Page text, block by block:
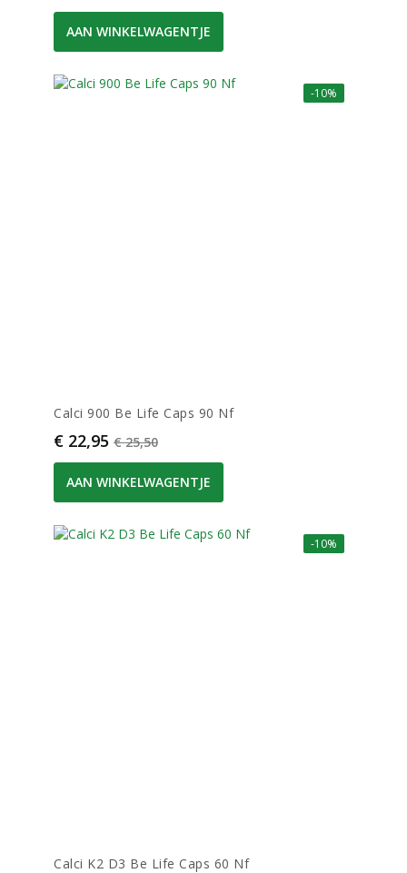
AAN WINKELWAGENTJE
-10%
Calci 900 Be Life Caps 90 Nf
Prijs
€ 22,95 Normale prijs
€ 25,50
AAN WINKELWAGENTJE
-10%
Calci K2 D3 Be Life Caps 60 Nf